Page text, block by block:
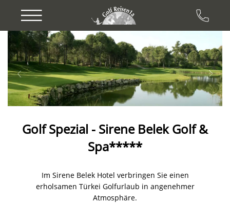
Previous
Golf Spezial - Sirene Belek Golf &
Spa*****
Im Sirene Belek Hotel verbringen Sie einen
erholsamen Türkei Golfurlaub in angenehmer
Atmosphäre.